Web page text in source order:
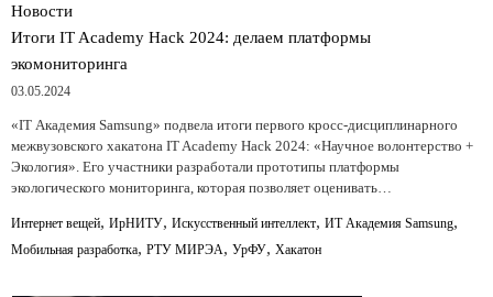
Новости
Итоги IT Academy Hack 2024: делаем платформы
экомониторинга
03.05.2024
«IT Академия Samsung» подвела итоги первого кросс-дисциплинарного
межвузовского хакатона IT Academy Hack 2024: «Научное волонтерство +
Экология». Его участники разработали прототипы платформы
экологического мониторинга, которая позволяет оценивать…
Интернет вещей, ИрНИТУ, Искусственный интеллект, ИТ Академия Samsung,
Мобильная разработка, РТУ МИРЭА, УрФУ, Хакатон